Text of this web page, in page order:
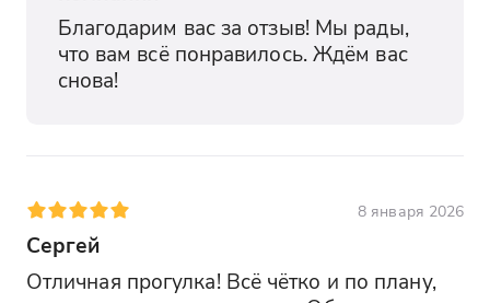
Благодарим вас за отзыв! Мы рады,
что вам всё понравилось. Ждём вас
снова!
8 января 2026
Сергей
Отличная прогулка! Всё чётко и по плану,